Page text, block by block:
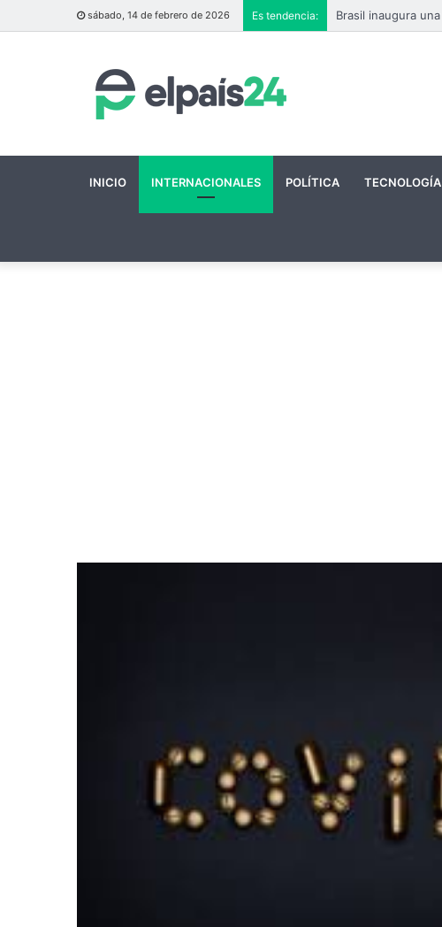
sábado, 14 de febrero de 2026 Es tendencia:
INICIO INTERNACIONALES POLÍTICA TECNOLOGÍA